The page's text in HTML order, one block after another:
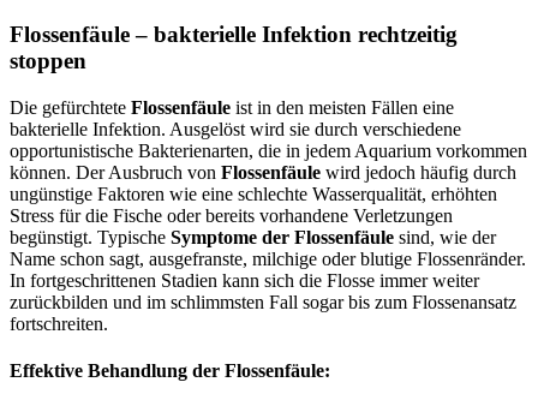
Flossenfäule – bakterielle Infektion rechtzeitig
stoppen
Die gefürchtete Flossenfäule ist in den meisten Fällen eine
bakterielle Infektion. Ausgelöst wird sie durch verschiedene
opportunistische Bakterienarten, die in jedem Aquarium vorkommen
können. Der Ausbruch von Flossenfäule wird jedoch häufig durch
ungünstige Faktoren wie eine schlechte Wasserqualität, erhöhten
Stress für die Fische oder bereits vorhandene Verletzungen
begünstigt. Typische Symptome der Flossenfäule sind, wie der
Name schon sagt, ausgefranste, milchige oder blutige Flossenränder.
In fortgeschrittenen Stadien kann sich die Flosse immer weiter
zurückbilden und im schlimmsten Fall sogar bis zum Flossenansatz
fortschreiten.
Effektive Behandlung der Flossenfäule: